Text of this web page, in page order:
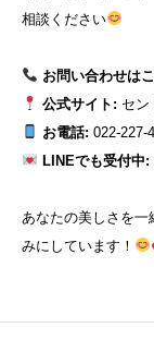
相談ください
お問い合わせは
公式サイト: セン
お電話: 022-227-
LINEでも受付中:
あなたの美しさを一
みにしています！